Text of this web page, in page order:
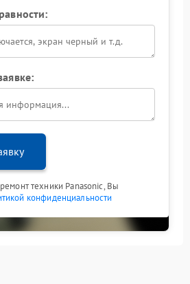
техники Panasonic, Вы
конфиденциальности